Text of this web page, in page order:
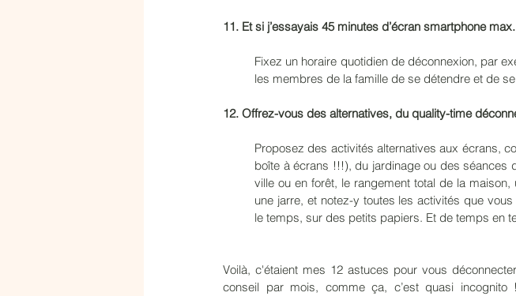
11. Et si j’essayais 45 minutes d’écran smartphone
Fixez un horaire quotidien de déconnexion, par
les membres de la famille de se détendre et de
12. Offrez-vous des alternatives, du quality-time
Proposez des activités alternatives aux écrans,
boîte à écrans !!!), du jardinage ou des séances
ville ou en forêt, le rangement total de la
une jarre, et notez-y toutes les activités que
le temps, sur des petits papiers. Et de temps en
Voilà, c'étaient mes 12 astuces pour vous
conseil par mois, comme ça, c’est quasi